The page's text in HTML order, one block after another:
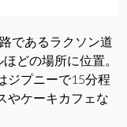
であるラクソン道
どの場所に位置。
ジプニーで15分程
やケーキカフェな